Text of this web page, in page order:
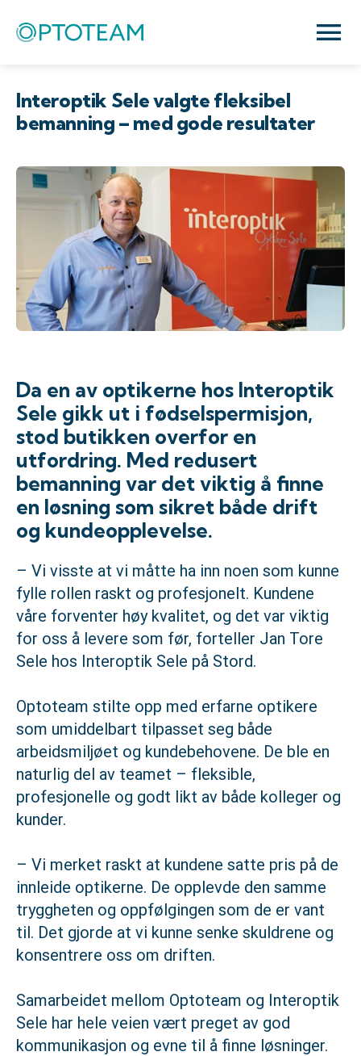
Interoptik Sele valgte fleksibel
bemanning – med gode resultater
Da en av optikerne hos Interoptik
Sele gikk ut i fødselspermisjon,
stod butikken overfor en
utfordring. Med redusert
bemanning var det viktig å finne
en løsning som sikret både drift
og kundeopplevelse.
– Vi visste at vi måtte ha inn noen som kunne
fylle rollen raskt og profesjonelt. Kundene
våre forventer høy kvalitet, og det var viktig
for oss å levere som før, forteller Jan Tore
Sele hos Interoptik Sele på Stord.
Optoteam stilte opp med erfarne optikere
som umiddelbart tilpasset seg både
arbeidsmiljøet og kundebehovene. De ble en
naturlig del av teamet – fleksible,
profesjonelle og godt likt av både kolleger og
kunder.
– Vi merket raskt at kundene satte pris på de
innleide optikerne. De opplevde den samme
tryggheten og oppfølgingen som de er vant
til. Det gjorde at vi kunne senke skuldrene og
konsentrere oss om driften.
Samarbeidet mellom Optoteam og Interoptik
Sele har hele veien vært preget av god
kommunikasjon og evne til å finne løsninger.